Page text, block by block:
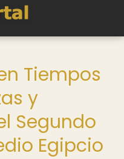
Tiempos
y
Segundo
Egipcio